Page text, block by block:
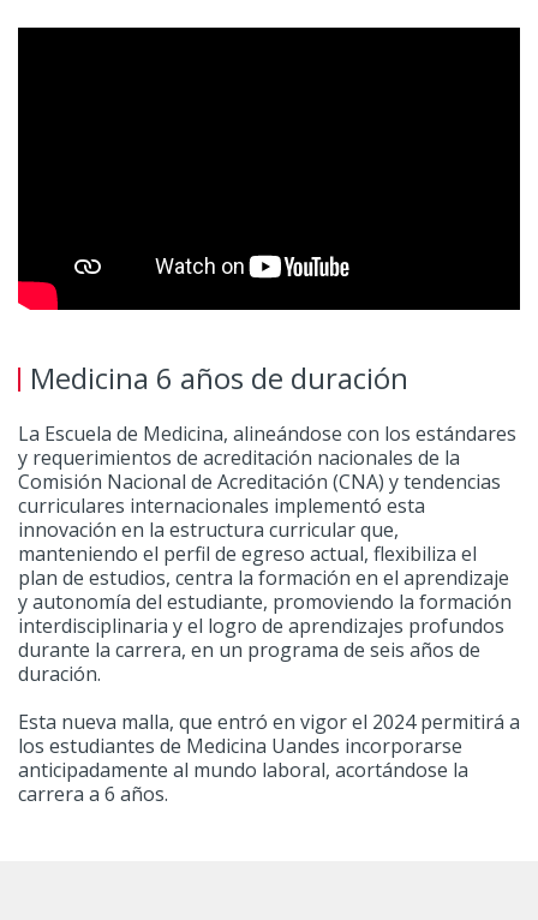
Medicina 6 años de duración
La Escuela de Medicina, alineándose con los estándares
y requerimientos de acreditación nacionales de la
Comisión Nacional de Acreditación (CNA) y tendencias
curriculares internacionales implementó esta
innovación en la estructura curricular que,
manteniendo el perfil de egreso actual, flexibiliza el
plan de estudios, centra la formación en el aprendizaje
y autonomía del estudiante, promoviendo la formación
interdisciplinaria y el logro de aprendizajes profundos
durante la carrera, en un programa de seis años de
duración.
Esta nueva malla, que entró en vigor el 2024 permitirá a
los estudiantes de Medicina Uandes incorporarse
anticipadamente al mundo laboral, acortándose la
carrera a 6 años.